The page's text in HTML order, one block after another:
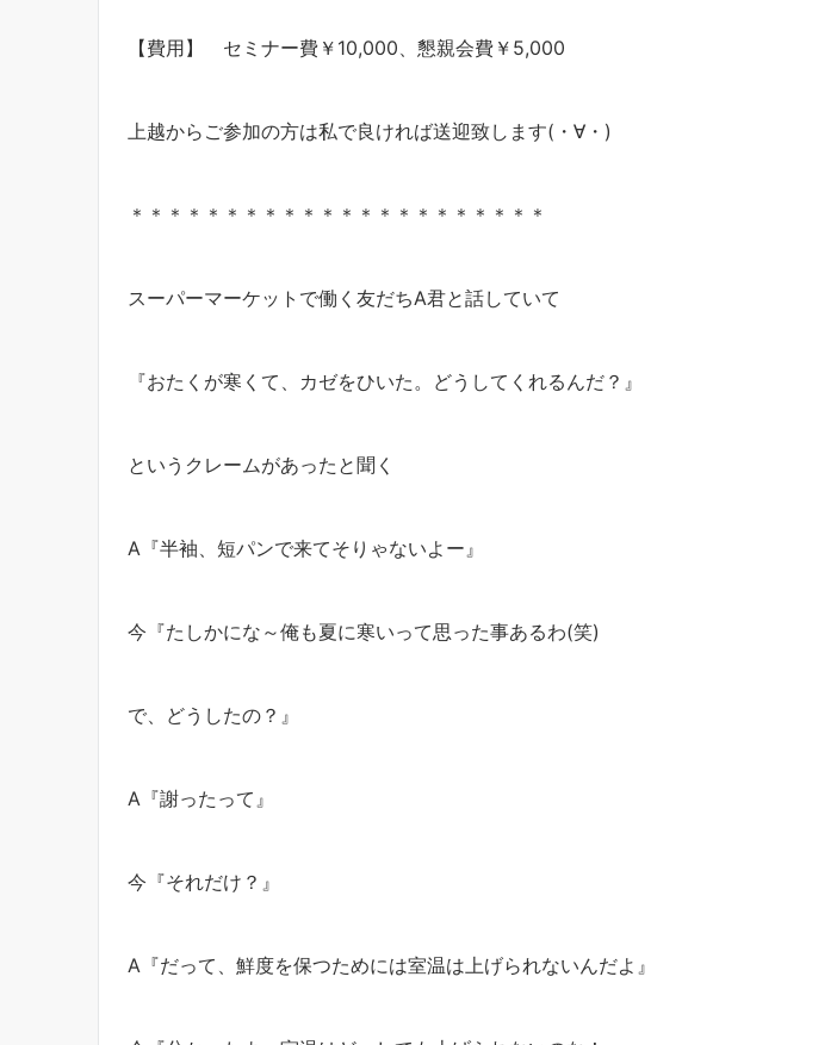
【費用】 セミナー費￥10,000、懇親会費￥5,000
上越からご参加の方は私で良ければ送迎致します(・∀・)
＊＊＊＊＊＊＊＊＊＊＊＊＊＊＊＊＊＊＊＊＊＊
スーパーマーケットで働く友だちA君と話していて
『おたくが寒くて、カゼをひいた。どうしてくれるんだ？』
というクレームがあったと聞く
A『半袖、短パンで来てそりゃないよー』
今『たしかにな～俺も夏に寒いって思った事あるわ(笑)
で、どうしたの？』
A『謝ったって』
今『それだけ？』
A『だって、鮮度を保つためには室温は上げられないんだよ』